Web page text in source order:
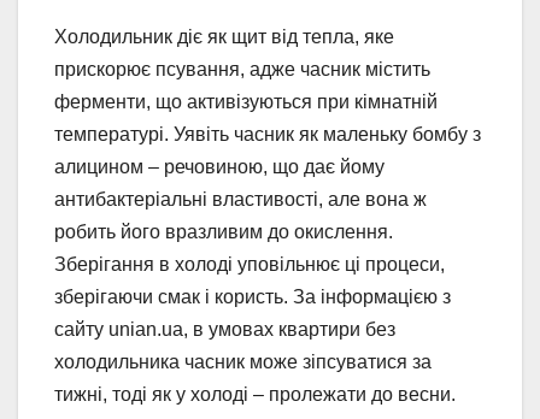
Холодильник діє як щит від тепла, яке
прискорює псування, адже часник містить
ферменти, що активізуються при кімнатній
температурі. Уявіть часник як маленьку бомбу з
алицином – речовиною, що дає йому
антибактеріальні властивості, але вона ж
робить його вразливим до окислення.
Зберігання в холоді уповільнює ці процеси,
зберігаючи смак і користь. За інформацією з
сайту unian.ua, в умовах квартири без
холодильника часник може зіпсуватися за
тижні, тоді як у холоді – пролежати до весни.